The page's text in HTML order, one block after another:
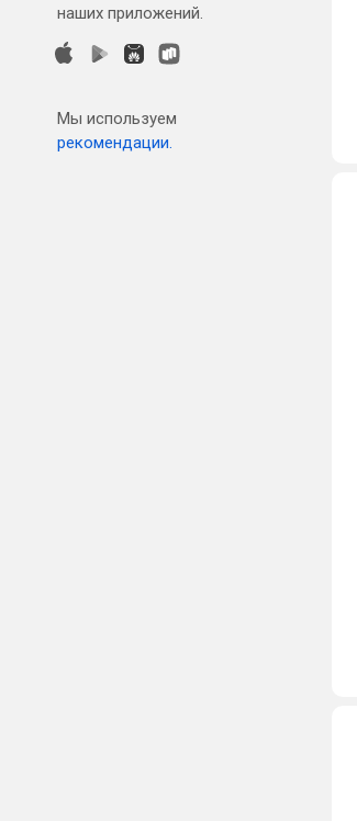
наших приложений.
Мы используем
рекомендации.